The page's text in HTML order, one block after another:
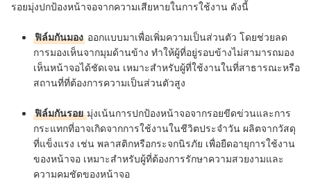
รอยมุ่งปกป้องหน้าจอจากความเสียหายในการใช้งาน ดังนี้
ฟิล์มกันมอง ออกแบบมาเพื่อเพิ่มความเป็นส่วนตัว โดยช่วยลด
การมองเห็นจากมุมด้านข้าง ทำให้ผู้ที่อยู่รอบข้างไม่สามารถมอง
เห็นหน้าจอได้ชัดเจน เหมาะสำหรับผู้ที่ใช้งานในที่สาธารณะหรือ
สถานที่ที่ต้องการความเป็นส่วนตัวสูง
ฟิล์มกันรอยมุ่งเน้นการปกป้องหน้าจอจากรอยขีดข่วนและการ
กระแทกที่อาจเกิดจากการใช้งานในชีวิตประจำวัน ผลิตจากวัสดุ
ที่แข็งแรง เช่น พลาสติกหรือกระจกนิรภัย เพื่อยืดอายุการใช้งาน
ของหน้าจอ เหมาะสำหรับผู้ที่ต้องการรักษาความสวยงามและ
ความคมชัดของหน้าจอ